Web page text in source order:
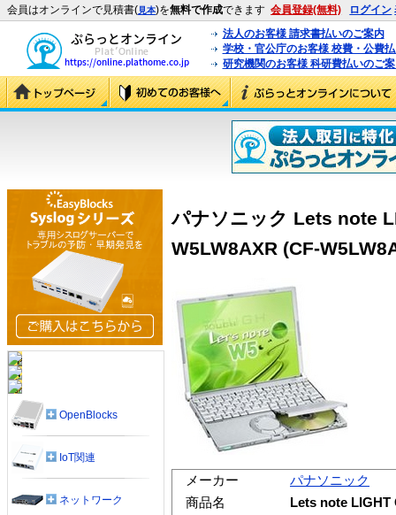
会員はオンラインで見積書(見本)を無料で作成できます 会員登録(無料) ログイン
法人のお客様 請求書払いのご案内
学校・官公庁のお客様 校費・公費
研究機関のお客様 科研費払いのご
パナソニック Lets note
W5LW8AXR (CF-
メーカー
パナソニック
商品名
Lets note LIGHT
OpenBlocks
IoT関連
ネットワーク